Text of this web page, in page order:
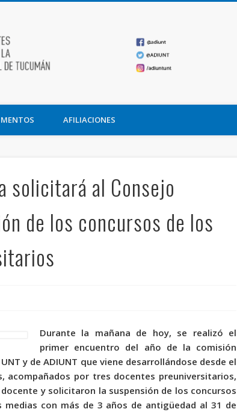
Fundación Miguel Lillo
AFILIACIONES
solicitará al Consejo
de los concursos de los
Durante la mañana de hoy, se realizó el
primer encuentro del año de la comisión
y de ADIUNT que viene desarrollándose desde el
acompañados por tres docentes preuniversitarios,
y solicitaron la suspensión de los concursos
con más de 3 años de antigüedad al 31 de